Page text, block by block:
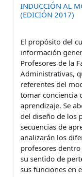
INDUCCIÓN AL
(EDICIÓN 2017)
El propósito del
información
Profesores de la
Administrativas,
referentes del
tomar conciencia
aprendizaje. Se
del diseño de los
secuencias de
analizarán los
profesores
su sentido de
sus funciones en